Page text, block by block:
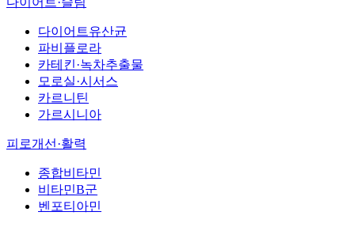
다이어트유산균
파비플로라
카테킨·녹차추출물
모로실·시서스
카르니틴
가르시니아
피로개선·활력
종합비타민
비타민B군
벤포티아민